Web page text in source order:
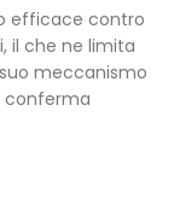
efficace contro
il che ne limita
meccanismo
conferma